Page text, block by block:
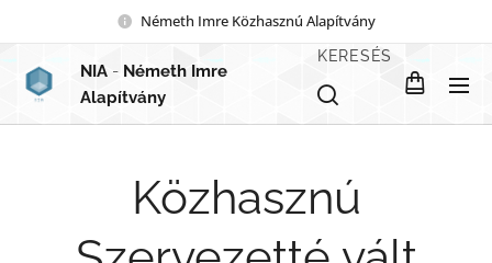
Németh Imre Közhasznú Alapítvány
NIA - Németh Imre
Alapítvány
KERESÉS
Közhasznú